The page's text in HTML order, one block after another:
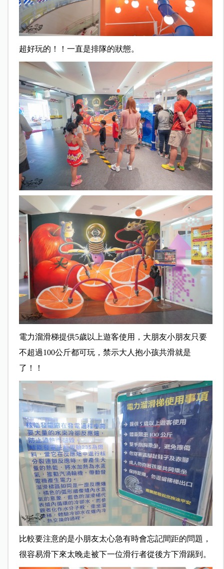
超好玩的！！一直是排隊的狀態。
電力溜滑梯提供5歲以上遊客使用，大朋友小朋友只要
不超過100公斤都可玩，禁示大人抱小孩共滑就是
了！！
比較要注意的是小朋友太心急有時會忘記間距的問題，
很容易滑下來太晚走被下一位滑行者從後方下滑踢到。